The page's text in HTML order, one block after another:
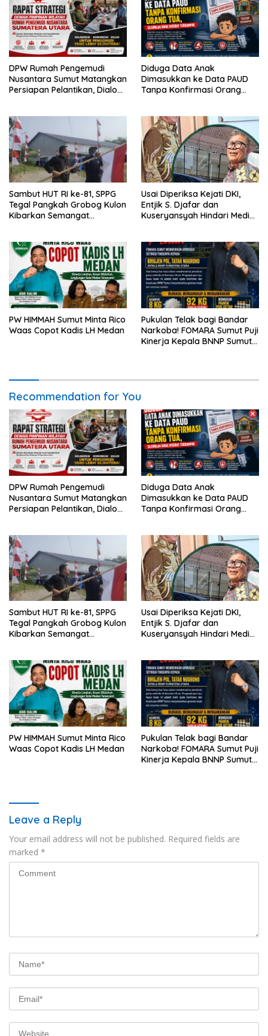
DPW Rumah Pengemudi
Nusantara Sumut Matangkan
Persiapan Pelantikan, Dialog
Diduga Data Anak
Dimasukkan ke Data PAUD
Tanpa Konfirmasi Orang
Sambut HUT RI ke-81, SPPG
Tegal Pangkah Grobog Kulon
Kibarkan Semangat
Usai Diperiksa Kejati DKI,
Entjik S. Djafar dan
Kuseryansyah Hindari Media,
PW HIMMAH Sumut Minta Rico
Waas Copot Kadis LH Medan
Pukulan Telak bagi Bandar
Narkoba! FOMARA Sumut Puji
Kinerja Kepala BNNP Sumut
Recommendation for You
DPW Rumah Pengemudi
Nusantara Sumut Matangkan
Persiapan Pelantikan, Dialog
Diduga Data Anak
Dimasukkan ke Data PAUD
Tanpa Konfirmasi Orang
Sambut HUT RI ke-81, SPPG
Tegal Pangkah Grobog Kulon
Kibarkan Semangat
Usai Diperiksa Kejati DKI,
Entjik S. Djafar dan
Kuseryansyah Hindari Media,
PW HIMMAH Sumut Minta Rico
Waas Copot Kadis LH Medan
Pukulan Telak bagi Bandar
Narkoba! FOMARA Sumut Puji
Kinerja Kepala BNNP Sumut
Leave a Reply
Your email address will not be published. Required fields are
marked *